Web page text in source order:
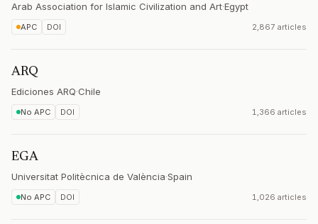
Arab Association for Islamic Civilization and Art·Egypt
APC DOI 2,867 articles
ARQ
Ediciones ARQ·Chile
No APC DOI 1,366 articles
EGA
Universitat Politècnica de València·Spain
No APC DOI 1,026 articles